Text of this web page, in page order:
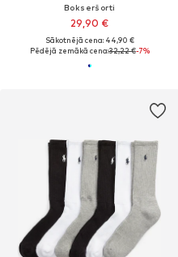
Bokseršorti
29,90 €
Sākotnējā cena: 44,90 €
Pēdējā zemākā cena:32,22 €-7%